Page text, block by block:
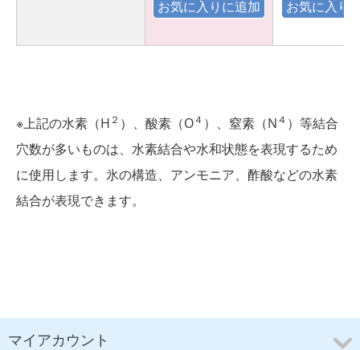
※上記の水素（H ２ ）、酸素（O４ ）、窒素（N４ ）等結合
穴数が多いものは、水素結合や水和状態を表現するため
に使用します。氷の構造、アンモニア、酢酸などの水素
結合が表現できます。
マイアカウント